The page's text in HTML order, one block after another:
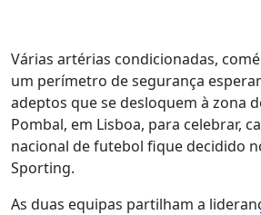
Várias artérias condicionadas,
um perímetro de segurança
adeptos que se desloquem à zona
Pombal, em Lisboa, para celebrar,
nacional de futebol fique decidido
Sporting.
As duas equipas partilham a